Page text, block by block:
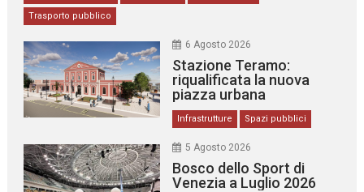
Trasporto pubblico
6 Agosto 2026
Stazione Teramo:
riqualificata la nuova
piazza urbana
Infrastrutture Spazi pubblici
5 Agosto 2026
Bosco dello Sport di
Venezia a Luglio 2026